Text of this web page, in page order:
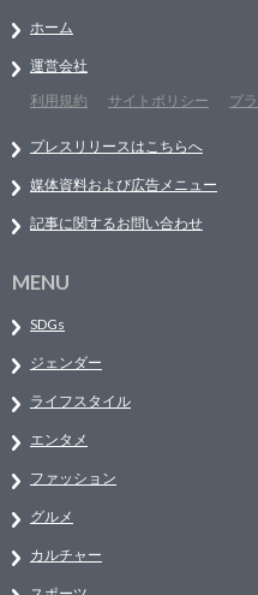
ホーム
運営会社
利用規約
サイトポリシー プ
プレスリリースはこちらへ
媒体資料および広告メニュー
記事に関するお問い合わせ
MENU
SDGs
ジェンダー
ライフスタイル
エンタメ
ファッション
グルメ
カルチャー